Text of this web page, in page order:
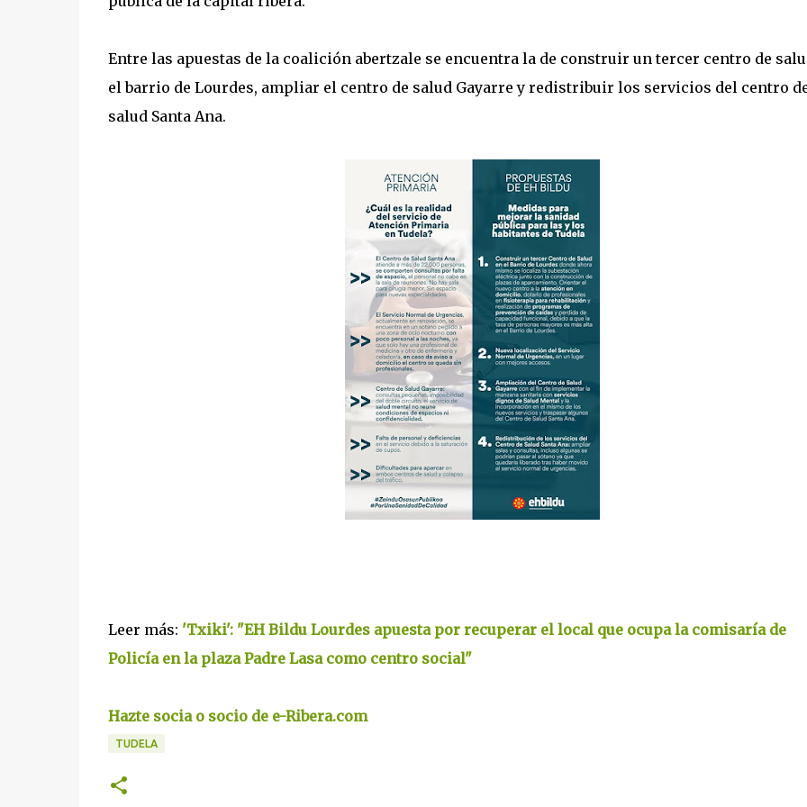
Entre las apuestas de la coalición abertzale se encuentra la de construir un tercer centro de
el barrio de Lourdes, ampliar el centro de salud Gayarre y redistribuir los servicios del centro
salud Santa Ana.
Leer más: 'Txiki': "EH Bildu Lourdes apuesta por recuperar el local que ocupa la comisaría de
Policía en la plaza Padre Lasa como centro social"
Hazte socia o socio de e-Ribera.com
TUDELA